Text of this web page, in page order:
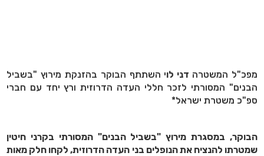
מפכ"ל המשטרהדני לוי השתתף הבוקר בהזנקת מירוץ "בשביל
הבנים" המסורתי לזכר חללי העדה הדרוזית ורץ יחד עם חברי
ספ"כ משטרת ישראל*
הבוקר, במסגרת מירוץ "בשביל הבנים" המסורתי בקרני חיטין
שמטרתו להנציח את הנופלים בני העדה הדרוזית, לקחו חלק מאות